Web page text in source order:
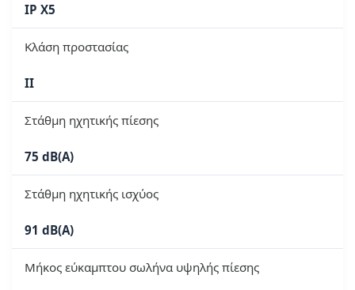
IP X5
Κλάση προστασίας
II
Στάθμη ηχητικής πίεσης
75 dB(A)
Στάθμη ηχητικής ισχύος
91 dB(A)
Μήκος εύκαμπτου σωλήνα υψηλής πίεσης